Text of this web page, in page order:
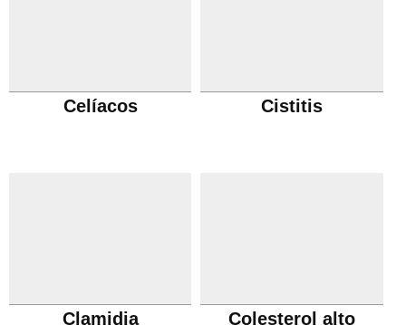
Celíacos Cistitis
Clamidia Colesterol alto